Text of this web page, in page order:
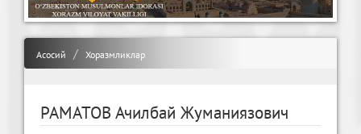
Асосий Хоразмликлар
РАМАТОВ Ачилбай Жуманиязович